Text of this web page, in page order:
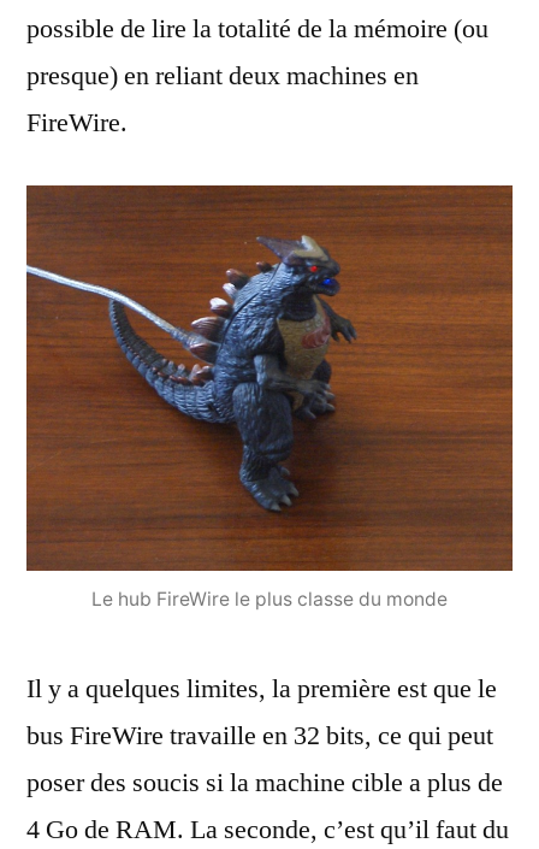
possible de lire la totalité de la mémoire (ou
presque) en reliant deux machines en
FireWire.
Le hub FireWire le plus classe du monde
Il y a quelques limites, la première est que le
bus FireWire travaille en 32 bits, ce qui peut
poser des soucis si la machine cible a plus de
4 Go de RAM. La seconde, c’est qu’il faut du